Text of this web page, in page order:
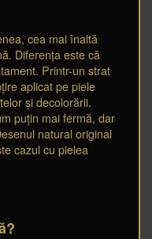
cea mai înaltă
Diferența este că
Printr-un strat
aplicat pe piele
și decolorării.
puțin mai fermă, dar
natural original
cazul cu pielea